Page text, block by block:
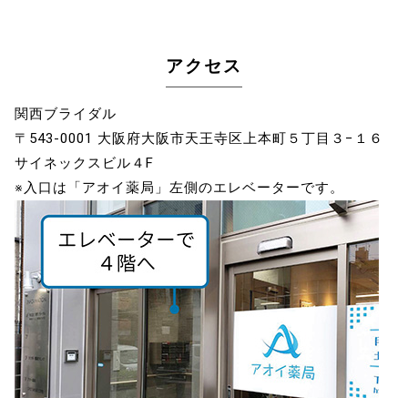
アクセス
関西ブライダル
〒543-0001 大阪府大阪市天王寺区上本町５丁目３−１６
サイネックスビル４F
※入口は「アオイ薬局」左側のエレベーターです。